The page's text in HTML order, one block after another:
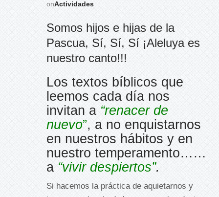
onActividades
Somos hijos e hijas de la
Pascua, Sí, Sí, Sí ¡Aleluya es
nuestro canto!!!
Los textos bíblicos que
leemos cada día nos
invitan a “renacer de
nuevo”, a no enquistarnos
en nuestros hábitos y en
nuestro temperamento……
a “vivir despiertos”.
Si hacemos la práctica de aquietarnos y